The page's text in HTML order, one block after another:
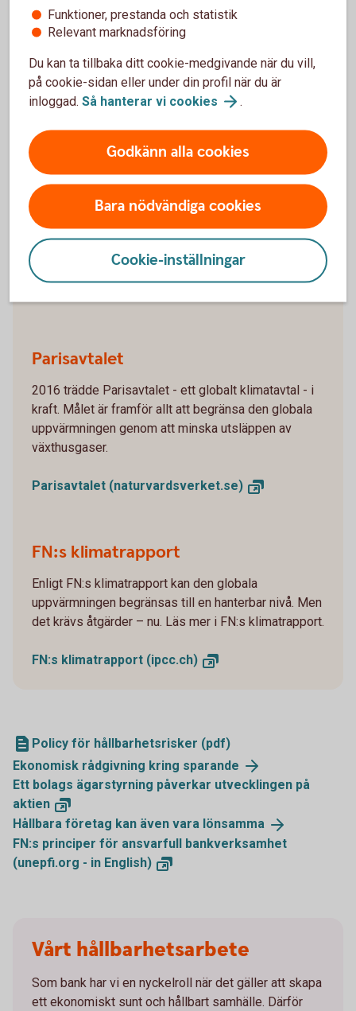
Din chans att bidra
FN:s 17 globala mål
Agenda 2030 består av 17 globala mål för hållbar
utveckling. De syftar bland annat till att utrota
fattigdom, stoppa klimatförändringar och skapa
fredliga, trygga samhällen.
Parisavtalet
2016 trädde Parisavtalet - ett globalt klimatavtal - i
kraft. Målet är framför allt att begränsa den globala
uppvärmningen genom att minska utsläppen av
växthusgaser.
Parisavtalet (naturvardsverket.se)
FN:s klimatrapport
Enligt FN:s klimatrapport kan den globala
uppvärmningen begränsas till en hanterbar nivå. Men
det krävs åtgärder – nu. Läs mer i FN:s klimatrapport.
FN:s klimatrapport (ipcc.ch)
Policy för hållbarhetsrisker (pdf)
Ekonomisk rådgivning kring sparande
Ett bolags ägarstyrning påverkar utvecklingen på
aktien
Hållbara företag kan även vara lönsamma
FN:s principer för ansvarfull bankverksamhet
(unepfi.org - in English)
Vårt hållbarhetsarbete
Som bank har vi en nyckelroll när det gäller att skapa
ett ekonomiskt sunt och hållbart samhälle. Därför
Funktioner, prestanda och statistik
Relevant marknadsföring
Du kan ta tillbaka ditt cookie-medgivande när du vill,
på cookie-sidan eller under din profil när du är
inloggad. Så hanterar vi cookies .
Godkänn alla cookies
Bara nödvändiga cookies
Cookie-inställningar